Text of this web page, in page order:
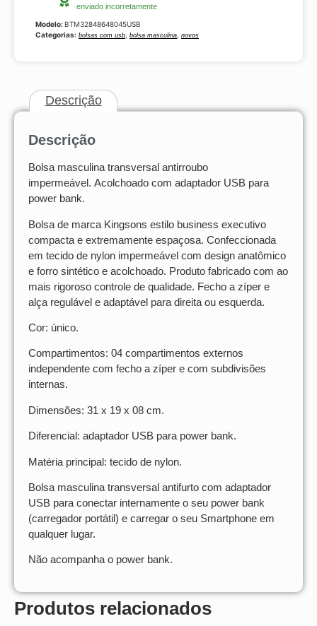
enviado incorretamente
Modelo:BTM32848648045USB
Categorias: bolsas com usb bolsa masculina novos
Descrição
Descrição
Bolsa masculina transversal antirroubo
impermeável. Acolchoado com adaptador USB para
power bank.
Bolsa de marca Kingsons estilo business executivo
compacta e extremamente espaçosa. Confeccionada
em tecido de nylon impermeável com design anatômico
e forro sintético e acolchoado. Produto fabricado com ao
mais rigoroso controle de qualidade. Fecho a zíper e
alça regulável e adaptável para direita ou esquerda.
Cor: único.
Compartimentos: 04 compartimentos externos
independente com fecho a zíper e com subdivisões
internas.
Dimensões: 31 x 19 x 08 cm.
Diferencial: adaptador USB para power bank.
Matéria principal: tecido de nylon.
Bolsa masculina transversal antifurto com adaptador
USB para conectar internamente o seu power bank
(carregador portátil) e carregar o seu Smartphone em
qualquer lugar.
Não acompanha o power bank.
Produtos relacionados